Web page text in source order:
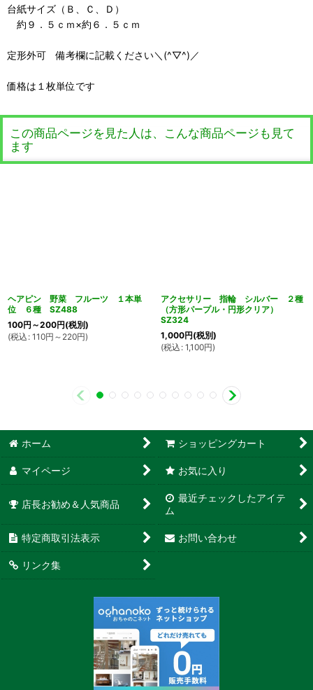
台紙サイズ（Ｂ、Ｃ、Ｄ）
約９．５ｃｍ×約６．５ｃｍ
定形外可 備考欄に記載ください＼(^▽^)／
価格は１枚単位です
この商品ページを見た人は、こんな商品ページも見て
ます
ヘアピン 野菜 フルーツ １本単
位 ６種 SZ488
100円 ～200円(税別)
(税込 : 110円 ～220円)
アクセサリー 指輪 シルバー ２種
（方形パープル・円形クリア）
SZ324
1,000円(税別)
(税込 : 1,100円)
ホーム ショッピングカート
マイページ お気に入り
店長お勧め＆人気商品
最近チェックしたアイテ
ム
特定商取引法表示 お問い合わせ
リンク集